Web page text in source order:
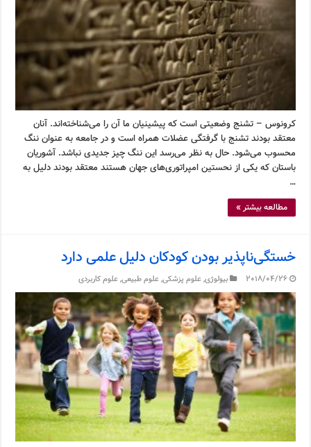
کرونوس – تشنج وضعیتی است که پیشینیان ما آن را می‌شناخته‌اند. آنان
معتقد بودند تشنج با گرفتگی عضلات همراه است و در جامعه به عنوان ننگ
محسوب می‌شود. حال به نظر می‌رسد این ننگ چیز جدیدی نباشد. آشوریان
باستان که یکی از نحستین امپراتوری‌های جهان هستند معتقد بودند دلیل به
…
مطالعه بیشتر »
خستگی‌ناپذیر بودن کودکان دلیل علمی دارد
2018/04/26 بیولوژی,علوم پزشکی,علوم طبیعی,علوم کاربردی